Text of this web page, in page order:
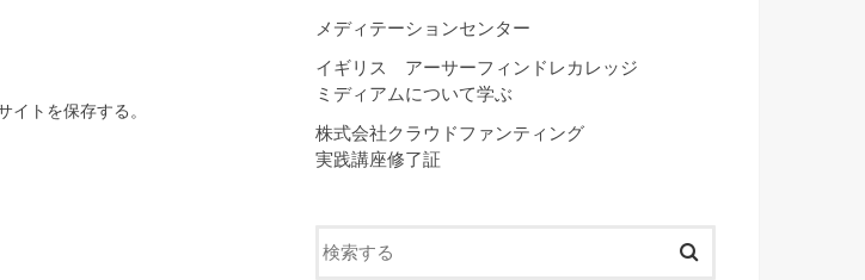
トを保存する。
メディテーションセンター
イギリス アーサーフィンドレカレッジ
ミディアムについて学ぶ
株式会社クラウドファンティング
実践講座修了証